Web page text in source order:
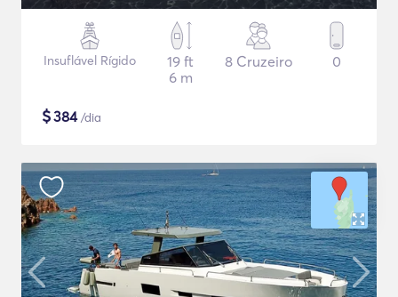
Insuflável Rígido
19 ft
6 m
8 Cruzeiro 0
$384/dia